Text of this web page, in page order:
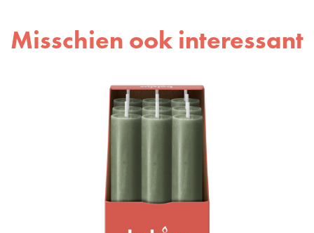
Misschien ook interessant